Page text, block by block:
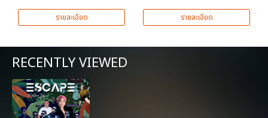
รายละเอียด รายละเอียด
RECENTLY VIEWED